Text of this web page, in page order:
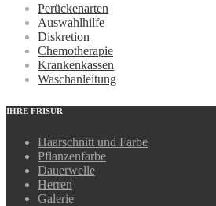
Perückenarten
Auswahlhilfe
Diskretion
Chemotherapie
Krankenkassen
Waschanleitung
IHRE FRISUR
Haarschnitt und Farbe
Pflanzenfarbe
Dauerwelle
Herren
Galerie